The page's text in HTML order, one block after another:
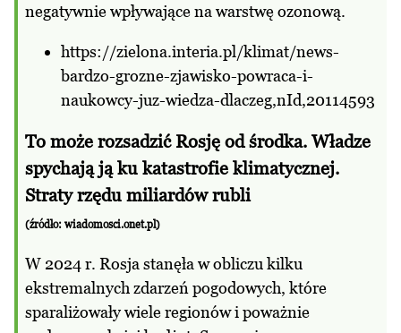
negatywnie wpływające na warstwę ozonową.
https://zielona.interia.pl/klimat/news-
bardzo-grozne-zjawisko-powraca-i-
naukowcy-juz-wiedza-dlaczeg,nId,20114593
To może rozsadzić Rosję od środka. Władze
spychają ją ku katastrofie klimatycznej.
Straty rzędu miliardów rubli
(źródło: wiadomosci.onet.pl)
W 2024 r. Rosja stanęła w obliczu kilku
ekstremalnych zdarzeń pogodowych, które
sparaliżowały wiele regionów i poważnie